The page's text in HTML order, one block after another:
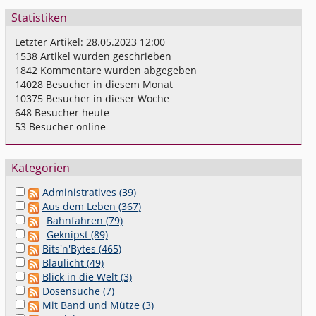
Statistiken
Letzter Artikel:28.05.2023 12:00
1538 Artikel wurden geschrieben
1842 Kommentare wurden abgegeben
14028 Besucher in diesem Monat
10375 Besucher in dieser Woche
648 Besucher heute
53 Besucher online
Kategorien
Administratives (39)
Aus dem Leben (367)
Bahnfahren (79)
Geknipst (89)
Bits'n'Bytes (465)
Blaulicht (49)
Blick in die Welt (3)
Dosensuche (7)
Mit Band und Mütze (3)